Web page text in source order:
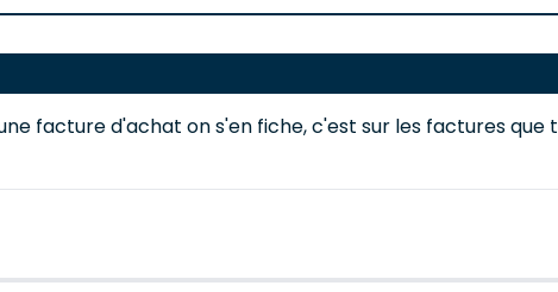
facture d'achat on s'en fiche, c'est sur les factures